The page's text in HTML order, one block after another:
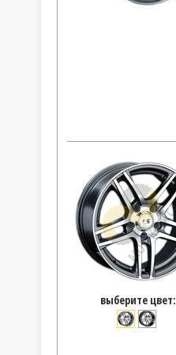
выберите цвет: